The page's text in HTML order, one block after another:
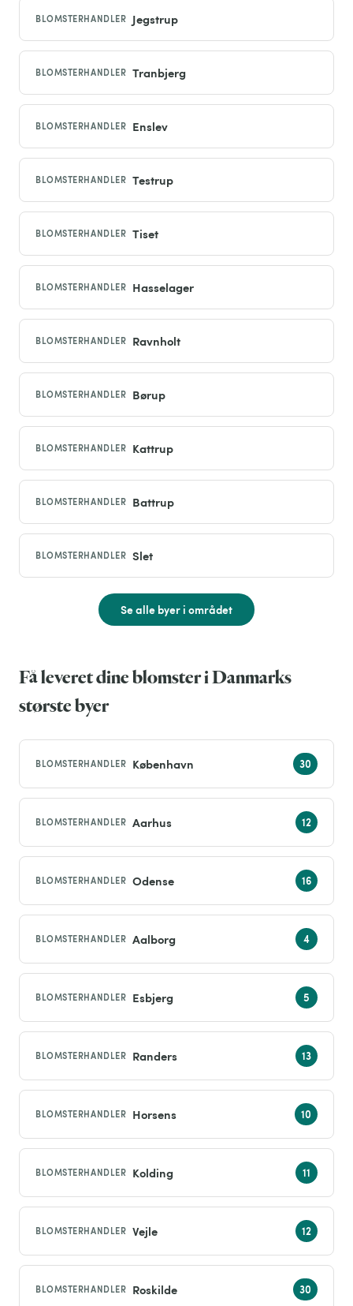
BLOMSTERHANDLER Jegstrup
BLOMSTERHANDLER Tranbjerg
BLOMSTERHANDLER Enslev
BLOMSTERHANDLER Testrup
BLOMSTERHANDLER Tiset
BLOMSTERHANDLER Hasselager
BLOMSTERHANDLER Ravnholt
BLOMSTERHANDLER Børup
BLOMSTERHANDLER Kattrup
BLOMSTERHANDLER Battrup
BLOMSTERHANDLER Slet
Se alle byer i området
Få leveret dine blomster i Danmarks
største byer
BLOMSTERHANDLER København
BLOMSTERHANDLER Aarhus
BLOMSTERHANDLER Odense
BLOMSTERHANDLER Aalborg
BLOMSTERHANDLER Esbjerg
BLOMSTERHANDLER Randers
BLOMSTERHANDLER Horsens
BLOMSTERHANDLER Kolding
BLOMSTERHANDLER Vejle
BLOMSTERHANDLER Roskilde